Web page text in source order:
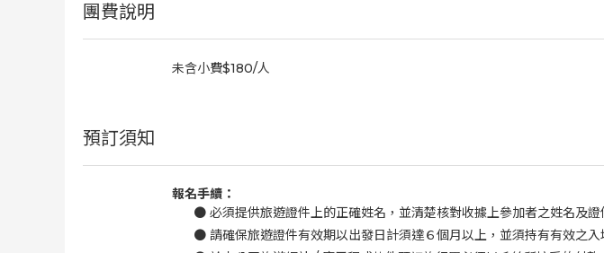
團費說明
未含小費$180/人
預訂須知
報名手續：
● 必須提供旅遊證件上的正確姓名，並清楚核對收據上參加者之姓名及
● 請確保旅遊證件有效期以出發日計須達６個月以上，並須持有有效之